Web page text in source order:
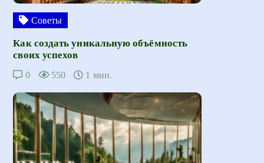
Советы
Как создать уникальную объёмность
своих успехов
0 550 1 мин.